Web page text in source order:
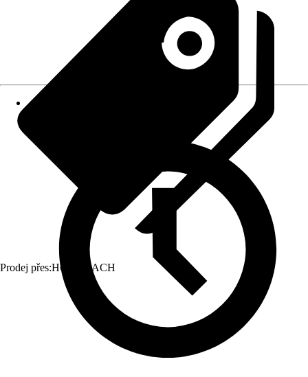
Prodej přes:HORNBACH